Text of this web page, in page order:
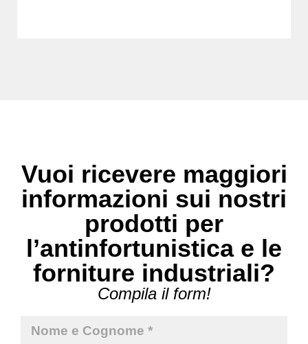
Vuoi ricevere maggiori
informazioni sui nostri
prodotti per
l’antinfortunistica e le
forniture industriali?
Compila il form!